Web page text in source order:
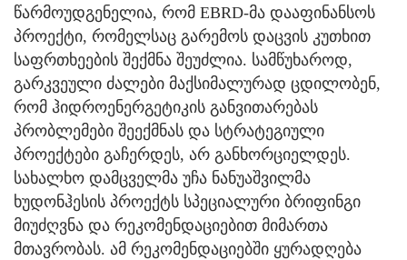
წარმოუდგენელია, რომ EBRD-მა დააფინანსოს
პროექტი, რომელსაც გარემოს დაცვის კუთხით
საფრთხეების შექმნა შეუძლია. სამწუხაროდ,
გარკვეული ძალები მაქსიმალურად ცდილობენ,
რომ ჰიდროენერგეტიკის განვითარებას
პრობლემები შეექმნას და სტრატეგიული
პროექტები გაჩერდეს, არ განხორციელდეს.
სახალხო დამცველმა უჩა ნანუაშვილმა
ხუდონჰესის პროექტს სპეციალური ბრიფინგი
მიუძღვნა და რეკომენდაციებით მიმართა
მთავრობას. ამ რეკომენდაციებში ყურადღება